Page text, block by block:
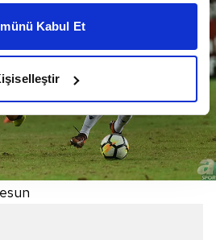
yaşatabiliriz. Bunu yaparken
iyi bir reklam deneyimi sunmak
gösterdiğimizi ve bu noktada,
hatırlatmak isteriz.
bu çerezlere izin vermedikleri
reklamlar
Kabul Et